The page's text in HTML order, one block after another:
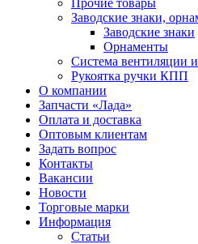
Заводские знаки,
Заводские знаки
Орнаменты
Система вентиляции
Рукоятка ручки КПП
О компании
Запчасти «Лада»
Оплата и доставка
Оптовым клиентам
Задать вопрос
Контакты
Вакансии
Новости
Торговые марки
Информация
Статьи